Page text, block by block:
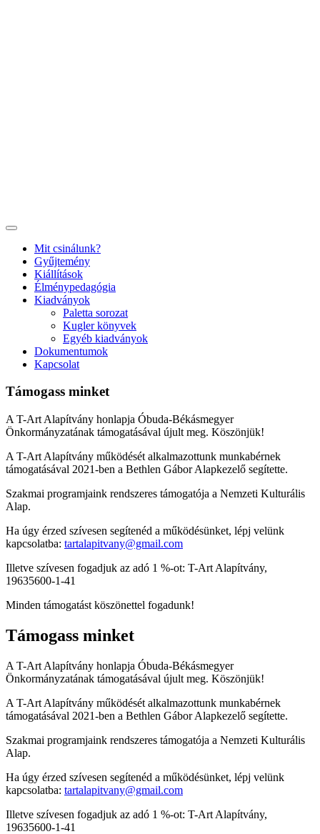
Mit csinálunk?
Gyűjtemény
Kiállítások
Élménypedagógia
Kiadványok
Paletta sorozat
Kugler könyvek
Egyéb kiadványok
Dokumentumok
Kapcsolat
Támogass minket
A T-Art Alapítvány honlapja Óbuda-Békásmegyer
Önkormányzatának támogatásával újult meg. Köszönjük!
A T-Art Alapítvány működését alkalmazottunk munkabérnek
támogatásával 2021-ben a Bethlen Gábor Alapkezelő segítette.
Szakmai programjaink rendszeres támogatója a Nemzeti Kulturális
Alap.
Ha úgy érzed szívesen segítenéd a működésünket, lépj velünk
kapcsolatba: tartalapitvany@gmail.com
Illetve szívesen fogadjuk az adó 1 %-ot: T-Art Alapítvány,
19635600-1-41
Minden támogatást köszönettel fogadunk!
Támogass minket
A T-Art Alapítvány honlapja Óbuda-Békásmegyer
Önkormányzatának támogatásával újult meg. Köszönjük!
A T-Art Alapítvány működését alkalmazottunk munkabérnek
támogatásával 2021-ben a Bethlen Gábor Alapkezelő segítette.
Szakmai programjaink rendszeres támogatója a Nemzeti Kulturális
Alap.
Ha úgy érzed szívesen segítenéd a működésünket, lépj velünk
kapcsolatba: tartalapitvany@gmail.com
Illetve szívesen fogadjuk az adó 1 %-ot: T-Art Alapítvány,
19635600-1-41